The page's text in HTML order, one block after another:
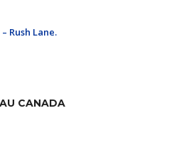
Rush Lane.
CANADA